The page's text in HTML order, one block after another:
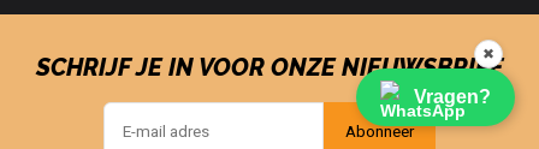
SCHRIJF JE IN VOOR ONZE NIEUWSBRIEF
Abonneer
✖
Vragen?